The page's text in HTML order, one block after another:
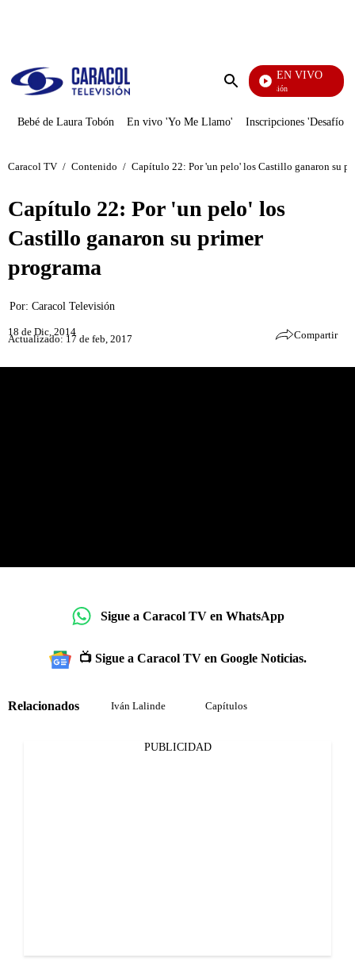
Enviar
EN VIVO
Pura Diversión
Bebé de Laura Tobón En vivo 'Yo Me Llamo' Inscripciones 'Desafío'
Caracol TV / Contenido / Capítulo 22: Por 'un pelo' los Castillo ganaron su
Capítulo 22: Por 'un pelo' los
Castillo ganaron su primer
programa
Por: Caracol Televisión
18 de Dic, 2014
Actualizado: 17 de feb, 2017 Compartir
Sigue a Caracol TV en WhatsApp
📺 Sigue a Caracol TV en Google Noticias.
Relacionados Iván Lalinde Capítulos
PUBLICIDAD